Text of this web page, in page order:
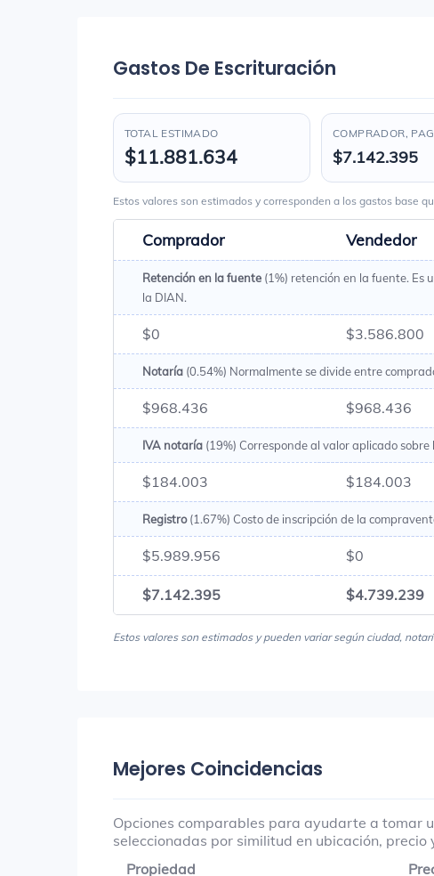
Gastos De Escrituración
TOTAL ESTIMADO
$11.881.634
COMPRADOR,
$7.142.395
Estos valores son estimados y corresponden a los gastos base
Comprador Vendedor
Retención en la fuente (1%) retención en la fuente. Es
la DIAN.
$0 $3.586.800
Notaría (0.54%) Normalmente se divide entre
$968.436 $968.436
IVA notaría (19%) Corresponde al valor aplicado
$184.003 $184.003
Registro(1.67%) Costo de inscripción de la
$5.989.956 $0
$7.142.395 $4.739.239
Estos valores son estimados y pueden variar según ciudad,
Mejores Coincidencias
Opciones comparables para ayudarte a tomar
seleccionadas por similitud en ubicación, precio
Propiedad